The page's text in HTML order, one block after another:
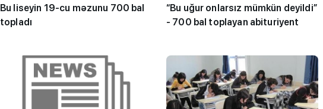
Bu liseyin 19-cu məzunu 700 bal
topladı
“Bu uğur onlarsız mümkün deyildi”
- 700 bal toplayan abituriyent